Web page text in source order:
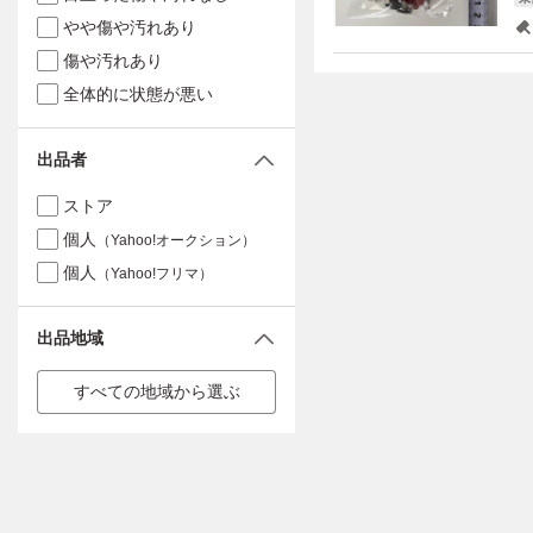
やや傷や汚れあり
傷や汚れあり
全体的に状態が悪い
出品者
ストア
個人
（Yahoo!オークション）
個人 （Yahoo!フリマ）
出品地域
すべての地域から選ぶ